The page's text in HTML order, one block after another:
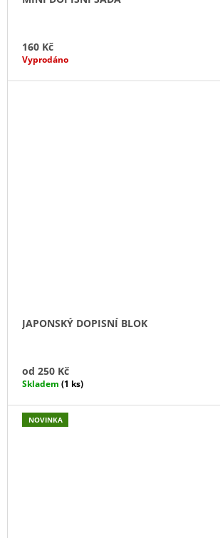
160 Kč
Vyprodáno
JAPONSKÝ DOPISNÍ BLOK
od 250 Kč
Skladem (1 ks)
NOVINKA